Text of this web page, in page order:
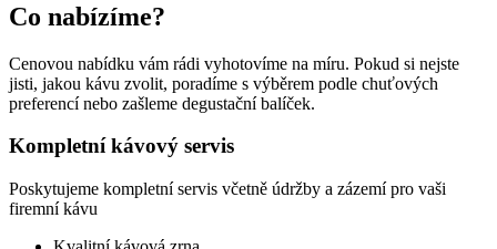
Co nabízíme?
Cenovou nabídku vám rádi vyhotovíme na míru. Pokud si nejste
jisti, jakou kávu zvolit, poradíme s výběrem podle chuťových
preferencí nebo zašleme degustační balíček.
Kompletní kávový servis
Poskytujeme kompletní servis včetně údržby a zázemí pro vaši
firemní kávu